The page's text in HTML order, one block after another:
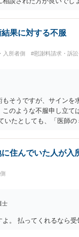
果に対する不服
入所者側 #慰謝料請求・訴訟
もそうですが、サインを
のような不服申し立て
いたとしても、「医師
にもかかわらず、全く
ることは可能です。
住んでいた人が入
士
。 払ってくれるなら